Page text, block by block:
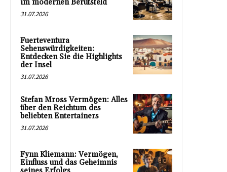
im modernen Berufsfeld
31.07.2026
Fuerteventura
Sehenswürdigkeiten:
Entdecken Sie die Highlights
der Insel
31.07.2026
Stefan Mross Vermögen: Alles
über den Reichtum des
beliebten Entertainers
31.07.2026
Fynn Kliemann: Vermögen,
Einfluss und das Geheimnis